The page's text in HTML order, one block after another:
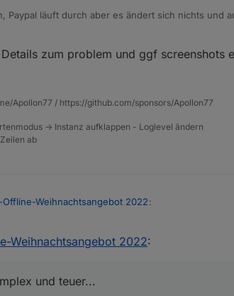
Paypal läuft durch aber es ändert sich nichts und
zum problem und ggf screenshots
Apollon77 / https://github.com/sponsors/Apollon77
-> Instanz aufklappen - Loglevel ändern
ab
Weihnachtsangebot 2022:
muss um das anzubieten? Vertraglich,
Weihnachtsangebot 2022:
und teuer...